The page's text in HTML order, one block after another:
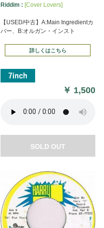
Riddim : [Cover Lovers]
【USED/中古】A:Main Ingredientカ
バー、B:オルガン・インスト
詳しくはこちら
￥ 1,500
SOLD OUT